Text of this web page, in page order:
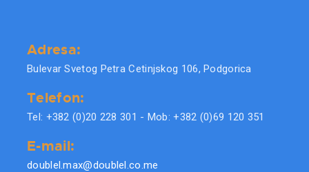
Adresa:
Bulevar Svetog Petra Cetinjskog 106, Podgorica
Telefon:
Tel: +382 (0)20 228 301 - Mob: +382 (0)69 120 351
E-mail:
doublel.max@doublel.co.me